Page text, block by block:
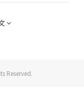
Reserved.